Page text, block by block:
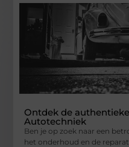
Ontdek de
Autotechniek
Ben je op zoek naar een
het onderhoud en de